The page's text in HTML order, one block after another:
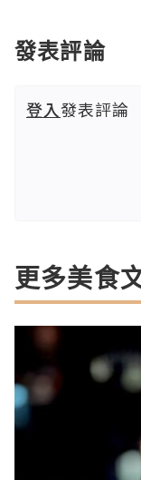
發表評論
登入發表評論
更多美食